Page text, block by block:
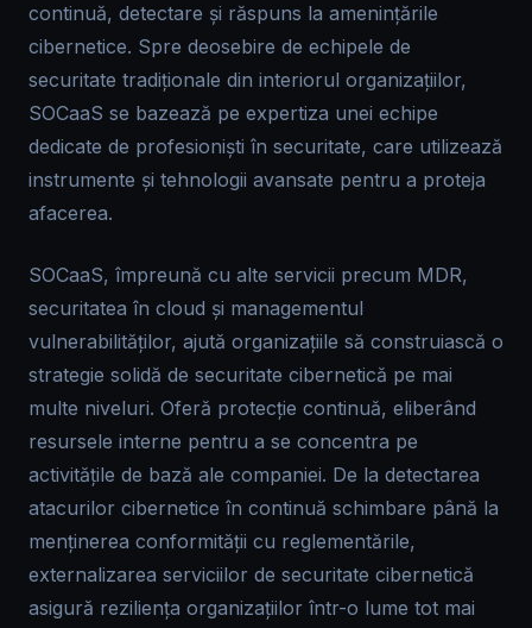
continuă, detectare și răspuns la amenințările
cibernetice. Spre deosebire de echipele de
securitate tradiționale din interiorul organizațiilor,
SOCaaS se bazează pe expertiza unei echipe
dedicate de profesioniști în securitate, care utilizează
instrumente și tehnologii avansate pentru a proteja
afacerea.
SOCaaS, împreună cu alte servicii precum MDR,
securitatea în cloud și managementul
vulnerabilităților, ajută organizațiile să construiască o
strategie solidă de securitate cibernetică pe mai
multe niveluri. Oferă protecție continuă, eliberând
resursele interne pentru a se concentra pe
activitățile de bază ale companiei. De la detectarea
atacurilor cibernetice în continuă schimbare până la
menținerea conformității cu reglementările,
externalizarea serviciilor de securitate cibernetică
asigură reziliența organizațiilor într-o lume tot mai